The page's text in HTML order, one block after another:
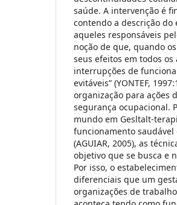
saúde. A intervenção é
contendo a descrição
aqueles responsáveis
noção de que, quando
seus efeitos em todos
interrupções de
evitáveis” (YONTEF,
organização para ações
segurança ocupacional.
mundo em Gesltalt-
funcionamento
(AGUIAR, 2005), as
objetivo que se busca e
Por isso, o
diferenciais que um
organizações de